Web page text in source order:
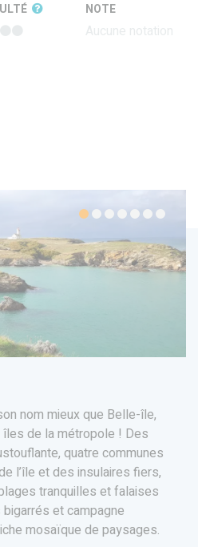
NOTE
nom mieux que Belle-île,
de la métropole ! Des
quatre communes
l’île et des insulaires fiers,
tranquilles et falaises
et campagne
mosaïque de paysages.